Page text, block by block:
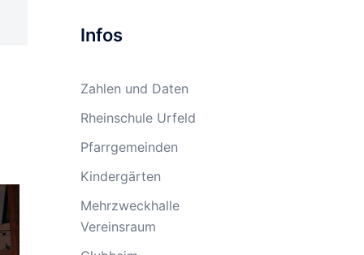
Infos
Zahlen und Daten
Rheinschule Urfeld
Pfarrgemeinden
Kindergärten
Mehrzweckhalle
Vereinsraum